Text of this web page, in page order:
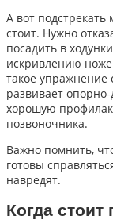
А вот
стоит. Нужно
посадить в
искривлению
такое
развивает
хорошую
позвоночника.
Важно помнить,
готовы
навредят.
Когда стоит